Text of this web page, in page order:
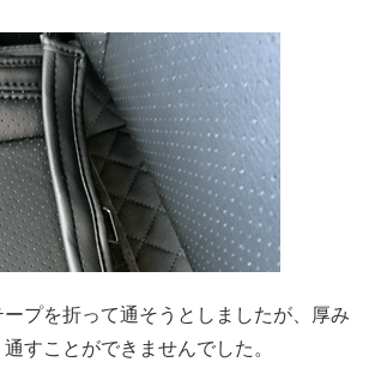
プを折って通そうとしましたが、厚み
すことができませんでした。